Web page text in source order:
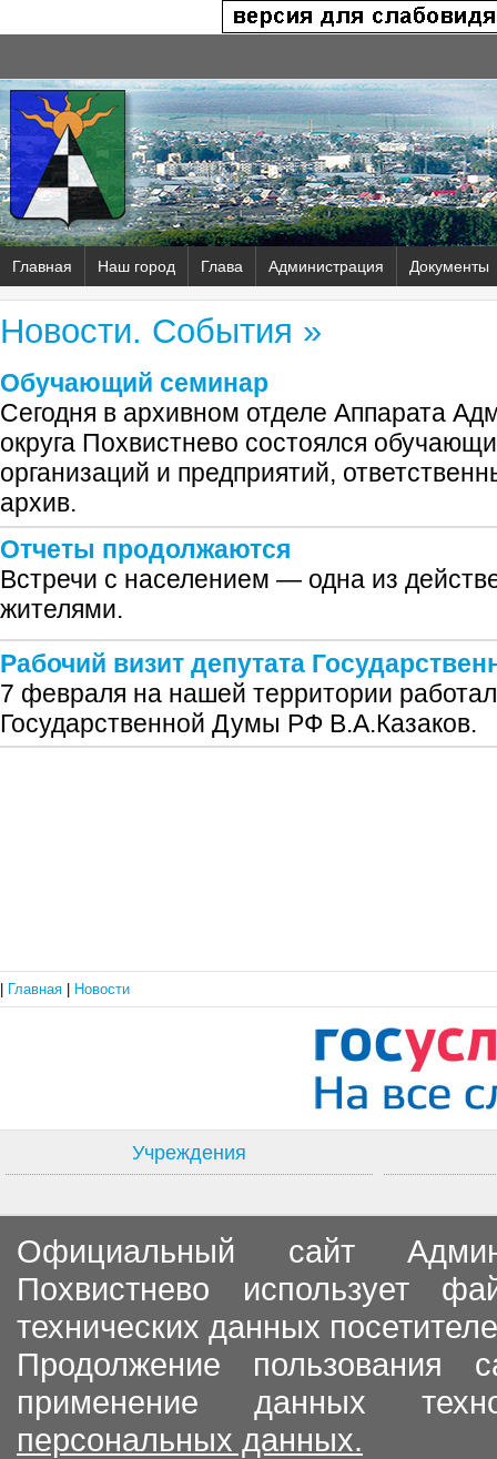
Главная Наш город Глава Администрация Документы
Новости. События »
Обучающий семинар
Сегодня в архивном отделе Аппарата
округа Похвистнево состоялся
организаций и предприятий,
архив.
Отчеты продолжаются
Встречи с населением — одна из
жителями.
Рабочий визит депутата
7 февраля на нашей территории
Государственной Думы РФ В.А.Казаков.
Главная Новости
Учреждения
Официальный сайт
Похвистнево использует
технических данных
Продолжение пользования
применение данных
персональных данных.